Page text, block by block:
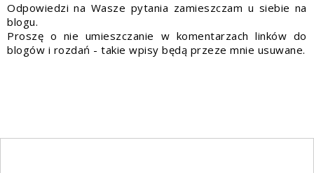
Odpowiedzi na Wasze pytania zamieszczam u siebie na
blogu.
Proszę o nie umieszczanie w komentarzach linków do
blogów i rozdań - takie wpisy będą przeze mnie usuwane.